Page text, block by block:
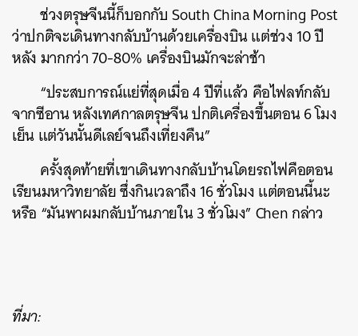
ช่วงตรุษจีนนี้ก็บอกกับSouth China Morning Post
ว่าปกติจะเดินทางกลับบ้านด้วยเครื่องบิน แต่ช่วง 10 ปี
หลัง มากกว่า 70-80% เครื่องบินมักจะล่าช้า
“ประสบการณ์แย่ที่สุดเมื่อ 4 ปีที่แล้ว คือไฟลท์กลับ
จากซีอาน หลังเทศกาลตรุษจีน ปกติเครื่องขึ้นตอน 6 โมง
เย็น แต่วันนั้นดีเลย์จนถึงเที่ยงคืน”
ครั้งสุดท้ายที่เขาเดินทางกลับบ้านโดยรถไฟคือตอน
เรียนมหาวิทยาลัย ซึ่งกินเวลาถึง 16 ชั่วโมง แต่ตอนนี้นะ
หรือ “มันพาผมกลับบ้านภายใน 3 ชั่วโมง”Chen กล่าว
ที่มา:
TWEET LINE